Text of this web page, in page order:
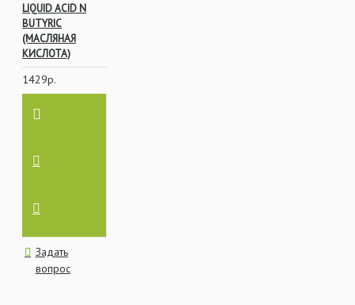
LIQUID ACID N
BUTYRIC
(МАСЛЯНАЯ
КИСЛОТА)
1429р.
Задать
вопрос